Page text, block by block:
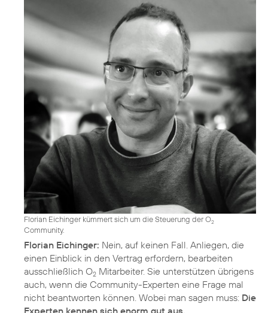
Florian Eichinger kümmert sich um die Steuerung der O2
Community.
Florian Eichinger: Nein, auf keinen Fall. Anliegen, die
einen Einblick in den Vertrag erfordern, bearbeiten
ausschließlich O2 Mitarbeiter. Sie unterstützen übrigens
auch, wenn die Community-Experten eine Frage mal
nicht beantworten können. Wobei man sagen muss: Die